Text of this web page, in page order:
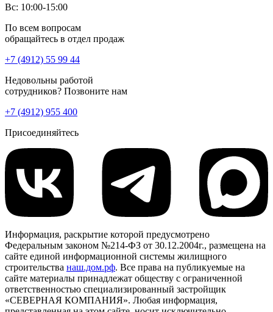
Вс: 10:00-15:00
По всем вопросам
обращайтесь в отдел продаж
+7 (4912) 55 99 44
Недовольны работой
сотрудников? Позвоните нам
+7 (4912) 955 400
Присоединяйтесь
Информация, раскрытие которой предусмотрено
Федеральным законом №214-ФЗ от 30.12.2004г., размещена на
сайте единой информационной системы жилищного
строительства наш.дом.рф. Все права на публикуемые на
сайте материалы принадлежат обществу с ограниченной
ответственностью специализированный застройщик
«СЕВЕРНАЯ КОМПАНИЯ». Любая информация,